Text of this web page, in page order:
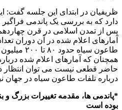
ظریفیان در ابتدای این جلسه گفت:
دارد که به بررسی یک پاندمی
پس از تمدن اسلامی در قرن
آمارهای اعلام شده در آن دوران
طاعون سیاه
همچنان که آمارهای اعلام شده
حاضر قطعی نیست می توان انتظار
درباره تلفات طاعون سیاه در جهان
*پاندمی ها، مقدمه تغییرات بزرگ و
بوده است